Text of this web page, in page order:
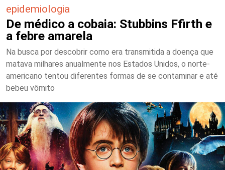
epidemiologia
De médico a cobaia: Stubbins Ffirth e
a febre amarela
Na busca por descobrir como era transmitida a doença que
matava milhares anualmente nos Estados Unidos, o norte-
americano tentou diferentes formas de se contaminar e até
bebeu vômito